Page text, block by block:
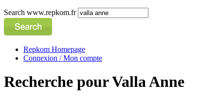
Search www.repkom.fr
Repkom Homepage
Connexion / Mon compte
Recherche pour Valla Anne